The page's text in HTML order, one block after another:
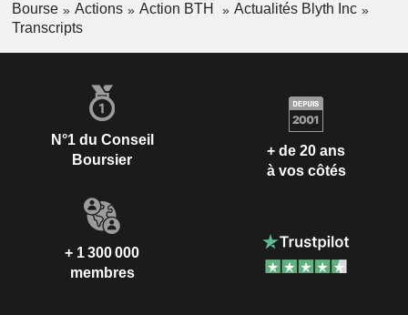
Bourse Actions Action BTH
Actualités Blyth Inc
Transcripts
N°1 du Conseil
Boursier
+ de 20 ans
à vos côtés
+ 1 300 000
membres